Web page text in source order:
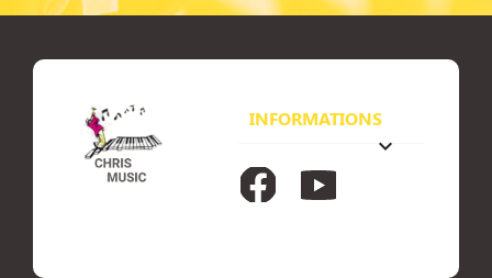
INFORMATIONS
keyboard_arrow_down
FacebookYouTube